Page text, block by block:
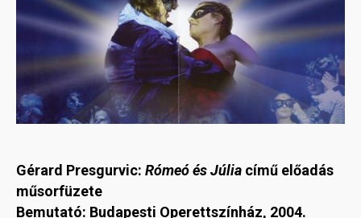
Gérard Presgurvic: Rómeó és Júlia című előadás
műsorfüzete
Bemutató: Budapesti Operettszínház, 2004.